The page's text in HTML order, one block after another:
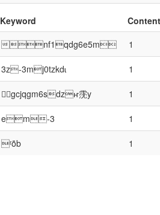
Keyword
Content
nf1qdg6e5m
1
3z-3mj0tzkdɩ 1
߬gcjqgm6sdzҥ霃y 1
em-3 1
ʳȫb 1